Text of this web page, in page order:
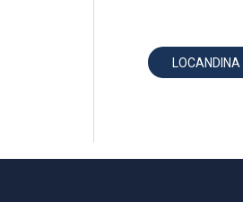
LOCANDINA